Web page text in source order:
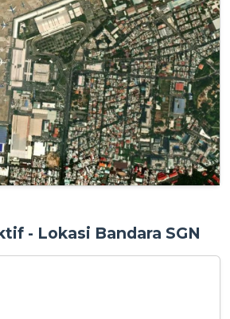
- Lokasi Bandara SGN